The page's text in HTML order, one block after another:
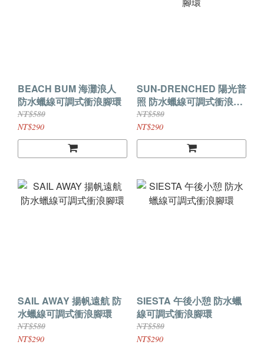
BEACH BUM 海灘浪人
防水蠟線可調式衝浪腳環
NT$580
NT$290
SUN-DRENCHED 陽光普
照 防水蠟線可調式衝浪腳
環
NT$580
NT$290
SAIL AWAY 揚帆遠航 防
水蠟線可調式衝浪腳環
NT$580
NT$290
SIESTA 午後小憩 防水蠟
線可調式衝浪腳環
NT$580
NT$290